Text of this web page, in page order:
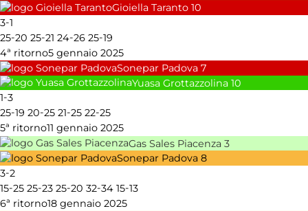
Gioiella Taranto 10
3-1
25-20 25-21 24-26 25-19
4ª ritorno5 gennaio 2025
Sonepar Padova 7
Yuasa Grottazzolina 10
1-3
25-19 20-25 21-25 22-25
5ª ritorno11 gennaio 2025
Gas Sales Piacenza 3
Sonepar Padova 8
3-2
15-25 25-23 25-20 32-34 15-13
6ª ritorno18 gennaio 2025